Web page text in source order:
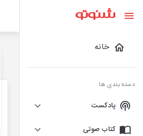
خانه
دسته بندی ها
پادکست
کتاب صوتی